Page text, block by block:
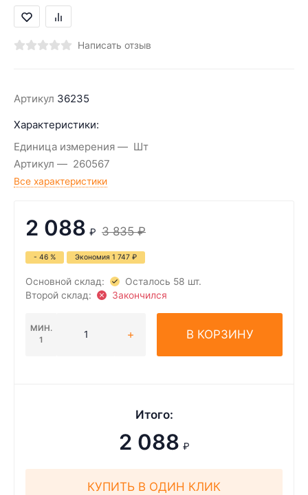
Написать отзыв
Артикул 36235
Характеристики:
Единица измерения
Шт
Артикул
260567
Все характеристики
2 088 ₽ 3 835 ₽
- 46 % Экономия 1 747 ₽
Основной склад:
Осталось 58 шт.
Второй склад:
Закончился
МИН.
1
В КОРЗИНУ
Итого:
2 088 ₽
КУПИТЬ В ОДИН КЛИК